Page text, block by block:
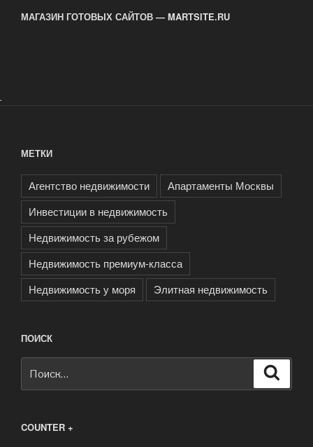
МАГАЗИН ГОТОВЫХ САЙТОВ — MARTSITE.RU
.
МЕТКИ
Агентство недвижимости
Апартаменты Москвы
Инвестиции в недвижимость
Недвижимость за рубежом
Недвижимость премиум-класса
Недвижимость у моря
Элитная недвижимость
ПОИСК
COUNTER +